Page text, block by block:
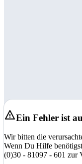
Ein Fehler ist
Wir bitten die
Wenn Du Hilfe
(0)30 - 81097 - 601 zur